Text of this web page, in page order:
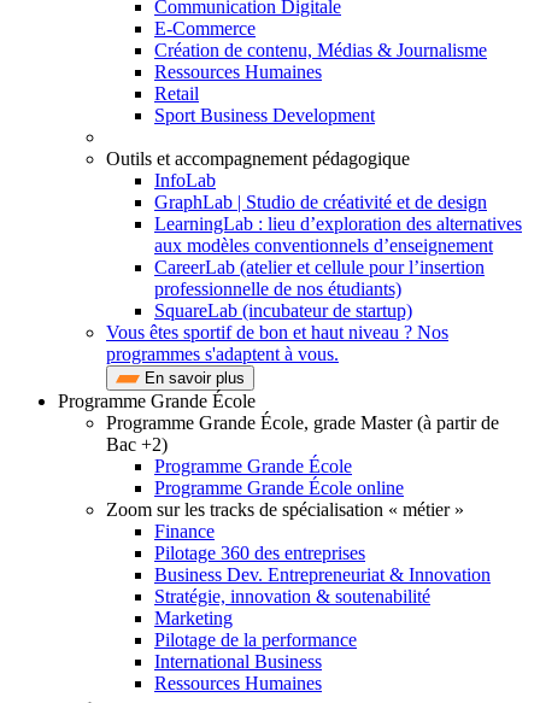
Communication Digitale
E-Commerce
Création de contenu, Médias & Journalisme
Ressources Humaines
Retail
Sport Business Development
Outils et accompagnement pédagogique
InfoLab
GraphLab | Studio de créativité et de design
LearningLab : lieu d’exploration des alternatives
aux modèles conventionnels d’enseignement
CareerLab (atelier et cellule pour l’insertion
professionnelle de nos étudiants)
SquareLab (incubateur de startup)
Vous êtes sportif de bon et haut niveau ? Nos
programmes s'adaptent à vous.
En savoir plus
Programme Grande École
Programme Grande École, grade Master (à partir de
Bac +2)
Programme Grande École
Programme Grande École online
Zoom sur les tracks de spécialisation « métier »
Finance
Pilotage 360 des entreprises
Business Dev. Entrepreneuriat & Innovation
Stratégie, innovation & soutenabilité
Marketing
Pilotage de la performance
International Business
Ressources Humaines